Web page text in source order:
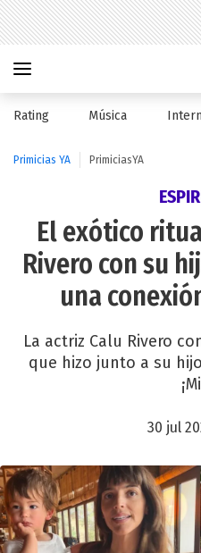
Rating Música
Primicias YA PrimiciasYA
El exótico
Rivero con su
una
La actriz Calu Rivero
que hizo junto a su
30 jul